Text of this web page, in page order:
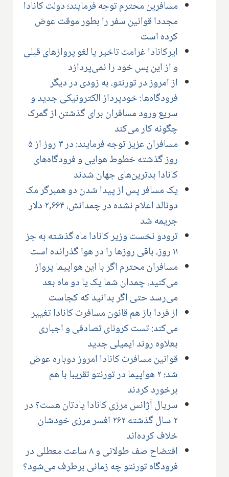
مسافرین محترم توجه فرمایند؛ دولت کانادا
مجددا قوانین سفر را بطور موقت عوض
کرده است
ایرکانادا غرامت تاخیر یا لغو پروازهای قبلی
و از این پس خود را نمی‌پردازد
از امروز در تورنتو، به زودی در دیگر
فرودگاه‌ها: خودپرداز الکترونیکی جدید و
سریع ورود مسافران برای گذشتن از گمرک
چگونه کار می‌کند
مسافران عزیز توجه فرمایند: در ۳ روز از ۵
روز گذشته خطوط هوایی و فرودگاه‌های
کانادا بدترین‌های جهان شدند
یک مسافر پس از پیدا شدن دو همبرگر مک
دونالد اعلام نشده در چمدانش، ۲,۶۶۴ دلار
جریمه شد
ترودو نخست وزیر کانادا ماه گذشته به جز
۱۱ روز، باقی روزها را در هوا گذرانده است
مسافران محترم اگر با این هواپیما پرواز
می‌کنید، چمدان شما یک یا دو ماه بعد
می‌رسد حتی اگر بدانید که کجاست
از فردا باز هم قانون مسافرت کانادا تغییر
می‌کند: تست کرونای تصادفی و اجباری
بعلاوه روند ایمیلی جدید
قوانین مسافرت کانادا امروز دوباره عوض
شد؛ ۲ هواپیما در تورنتو تقریبا با هم
برخورد کردند
سریال آژانس مرزی کانادا یادتان هست؟ در
۲ سال گذشته ۲۶۲ افسر مرزی خودشان
خلاف کرده‌اند
افتضاح صف طولانی و ۸ ساعت معطلی در
فرودگاه تورنتو چه زمانی برطرف می‌شود؟